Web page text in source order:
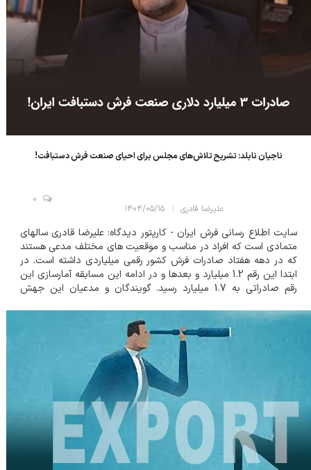
ناجیان نابلد: تشریح تلاش‌های مجلس برای احیای صنعت فرش دستبافت!
علیرضا قادری ۱۴۰۴/۰۵/۱۵
0
سایت اطلاع رسانی فرش ایران - کارپتور دیدگاه: علیرضا قادری سالهای
متمادی است که افراد در مناسب و موقعیت های مختلف مدعی هستند
که در دهه هفتاد صادرات فرش کشور رقمی میلیاردی داشته است. در
ابتدا این رقم 1.2 میلیارد و بعدها و در ادامه این مسابقه آمارسازی این
رقم صادراتی به 1.7 میلیارد رسید. گویندگان و مدعیان این جهش